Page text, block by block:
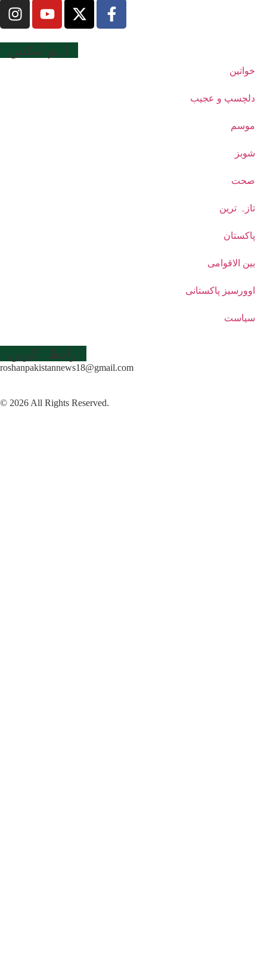
اہم لنکس
خواتین
دلچسپ و عجیب
موسم
شوبز
صحت
تازہ ترین
پاکستان
بین الاقوامی
اوورسیز پاکستانی
سیاست
رابطہ کریں
roshanpakistannews18@gmail.com
© 2026 All Rights Reserved.